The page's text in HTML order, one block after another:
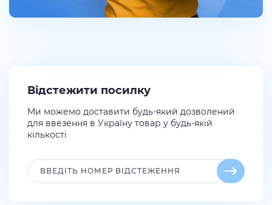
Відстежити посилку
Ми можемо доставити будь-який дозволений
для ввезення в Україну товар у будь-якій
кількості